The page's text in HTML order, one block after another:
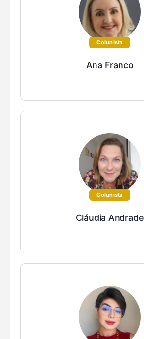
Colunista
Ana Franco
Colunista
Cláudia Andrade